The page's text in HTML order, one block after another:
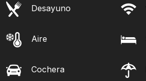
Desayuno
Aire
Cochera